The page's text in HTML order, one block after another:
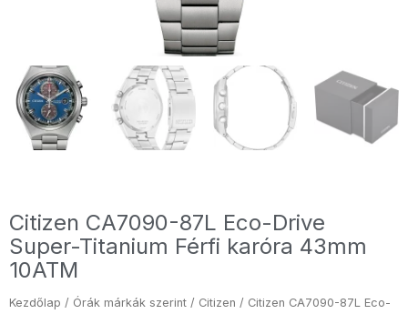
Citizen CA7090-87L Eco-Drive
Super-Titanium Férfi karóra 43mm
10ATM
Kezdőlap / Órák márkák szerint / Citizen / Citizen CA7090-87L Eco-